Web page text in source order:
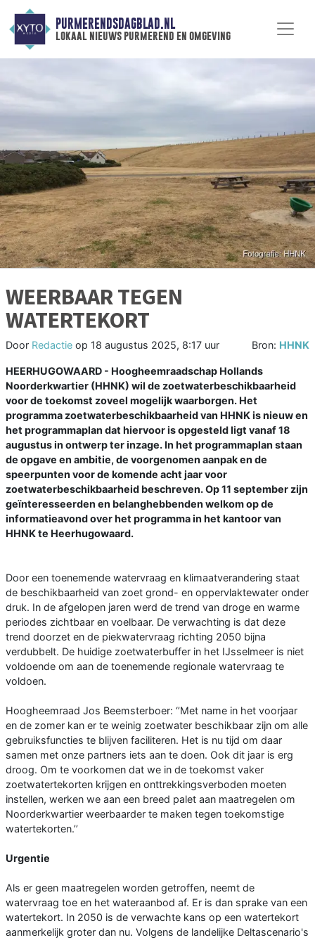
PURMERENDSDAGBLAD.NL
lokaal nieuws purmerend en omgeving
WEERBAAR TEGEN
WATERTEKORT
Door Redactie op 18 augustus 2025, 8:17 uur Bron: HHNK
HEERHUGOWAARD - Hoogheemraadschap Hollands
Noorderkwartier (HHNK) wil de zoetwaterbeschikbaarheid
voor de toekomst zoveel mogelijk waarborgen. Het
programma zoetwaterbeschikbaarheid van HHNK is nieuw en
het programmaplan dat hiervoor is opgesteld ligt vanaf 18
augustus in ontwerp ter inzage. In het programmaplan staan
de opgave en ambitie, de voorgenomen aanpak en de
speerpunten voor de komende acht jaar voor
zoetwaterbeschikbaarheid beschreven. Op 11 september zijn
geïnteresseerden en belanghebbenden welkom op de
informatieavond over het programma in het kantoor van
HHNK te Heerhugowaard.
Door een toenemende watervraag en klimaatverandering staat
de beschikbaarheid van zoet grond- en oppervlaktewater onder
druk. In de afgelopen jaren werd de trend van droge en warme
periodes zichtbaar en voelbaar. De verwachting is dat deze
trend doorzet en de piekwatervraag richting 2050 bijna
verdubbelt. De huidige zoetwaterbuffer in het IJsselmeer is niet
voldoende om aan de toenemende regionale watervraag te
voldoen.
Hoogheemraad Jos Beemsterboer: ‘’Met name in het voorjaar
en de zomer kan er te weinig zoetwater beschikbaar zijn om alle
gebruiksfuncties te blijven faciliteren. Het is nu tijd om daar
samen met onze partners iets aan te doen. Ook dit jaar is erg
droog. Om te voorkomen dat we in de toekomst vaker
zoetwatertekorten krijgen en onttrekkingsverboden moeten
instellen, werken we aan een breed palet aan maatregelen om
Noorderkwartier weerbaarder te maken tegen toekomstige
watertekorten.’’
Urgentie
Als er geen maatregelen worden getroffen, neemt de
watervraag toe en het wateraanbod af. Er is dan sprake van een
watertekort. In 2050 is de verwachte kans op een watertekort
aanmerkelijk groter dan nu. Volgens de landelijke Deltascenario's